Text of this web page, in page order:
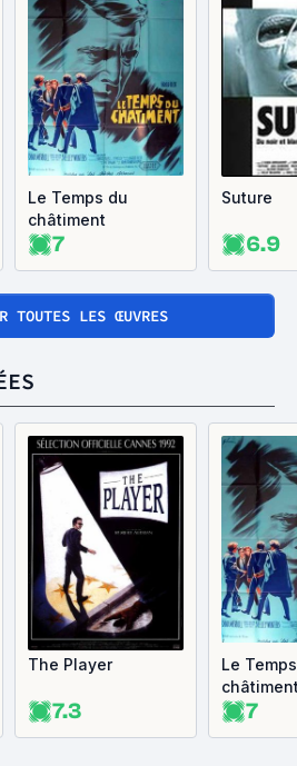
Le Temps du
châtiment
7
Suture
6.9
TOUTES LES ŒUVRES
The Player
7.3
Le
7